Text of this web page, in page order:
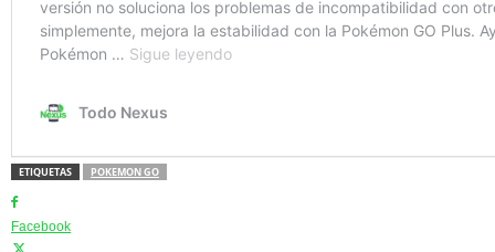
ETIQUETAS POKEMON GO
Facebook